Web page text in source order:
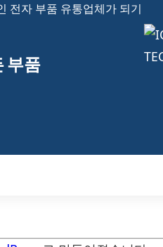
전자 부품 유통업체가 되기
부품